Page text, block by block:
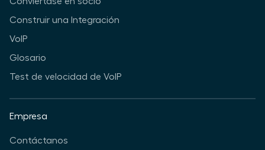
Construir una Integración
VoIP
Glosario
Test de velocidad de VoIP
Empresa
Contáctanos